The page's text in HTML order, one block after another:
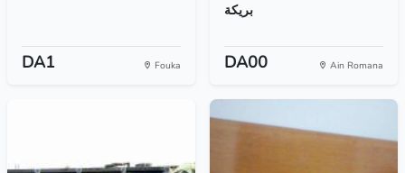
DA1 Fouka
بريكة
DA00 Ain Romana